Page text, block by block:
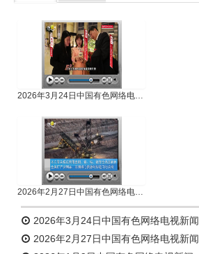
2026年3月24日中国有色网络电视新闻
2026年2月27日中国有色网络电视新闻
2026年3月24日中国有色网络电视新闻
2026年2月27日中国有色网络电视新闻